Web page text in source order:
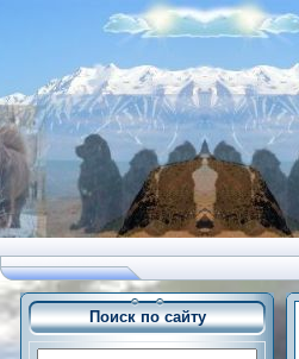
Поиск по сайту